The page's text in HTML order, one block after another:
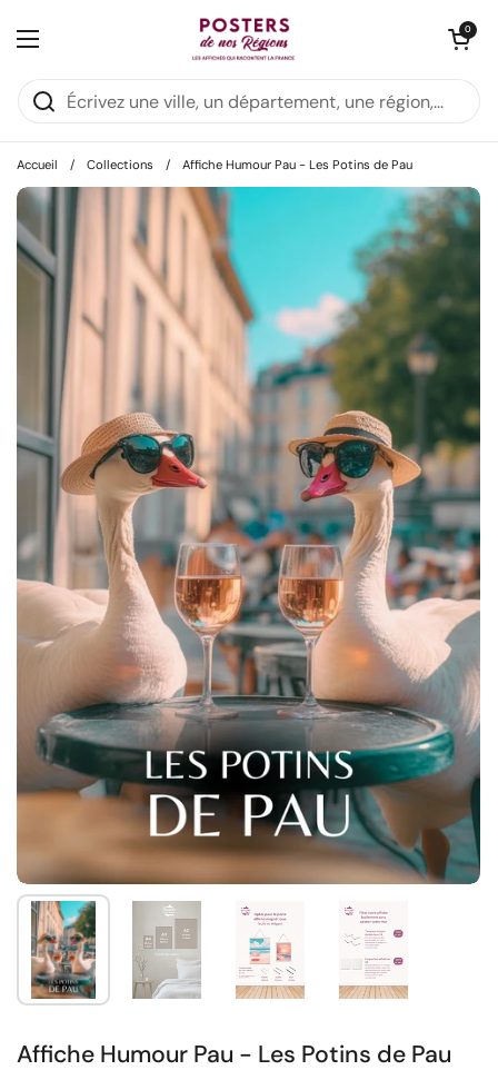
13 : 23 : 15
HRS MIN SEC
3ème affiche gratuite
Ouvrir le menu
Ouvrir le
0
Accueil / Collections / Affiche Humour Pau - Les Potins de Pau
Affiche Humour Pau - Les Potins de Pau